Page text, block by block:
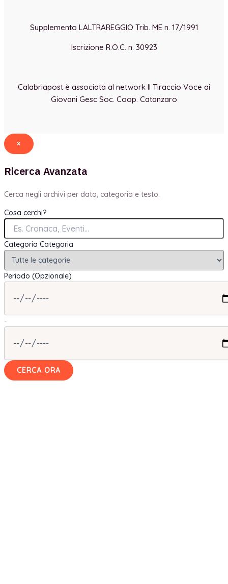
Supplemento LALTRAREGGIO Trib. ME n. 17/1991
Iscrizione R.O.C. n. 30923
Calabriapost è associata al network Il Tiraccio Voce ai
Giovani Gesc Soc. Coop. Catanzaro
×
Ricerca Avanzata
Cerca negli archivi per data, categoria e testo.
Cosa cerchi?
Categoria Categoria
Periodo (Opzionale)
-
CERCA ORA